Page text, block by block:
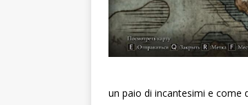
un paio di incantesimi e come